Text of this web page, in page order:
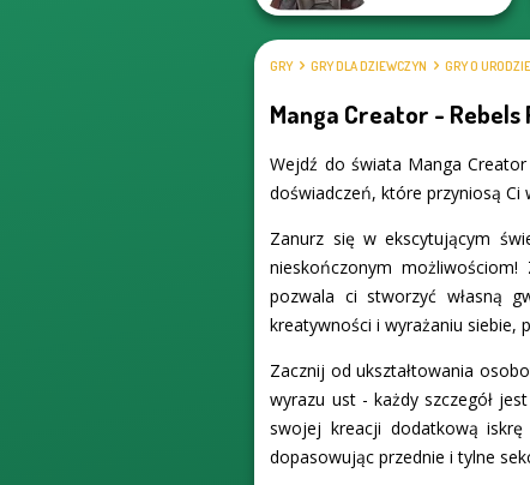
GRY GRY DLA DZIEWCZYN GRY O URODZIE
Manga Creator - Rebels
Wejdź do świata Manga
doświadczeń, które przyniosą Ci
Zanurz się w ekscytującym
nieskończonym
pozwala ci stworzyć własną
kreatywności i wyrażaniu siebie,
Zacznij od ukształtowania
wyrazu ust - każdy szczegół
swojej kreacji dodatkową iskrę
dopasowując przednie i tylne